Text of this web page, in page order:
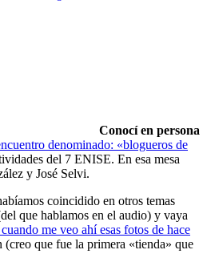
Conocí en persona
denominado: «blogueros de
del 7 ENISE. En esa mesa
y José Selvi.
coincidido en otros temas
que hablamos en el audio) y vaya
me veo ahí esas fotos de hace
que fue la primera «tienda» que